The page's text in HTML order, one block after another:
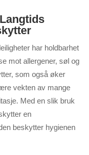
har holdbarhet
mot allergener, søl og
som også øker
vekten av mange
Med en slik bruk
en
beskytter hygienen